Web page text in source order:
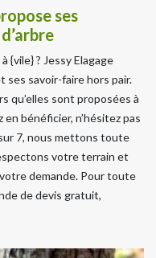
ses
{vile} ? Jessy Elagage
ses savoir-faire hors pair.
qu’elles sont proposées à
bénéficier, n’hésitez pas
7, nous mettons toute
votre terrain et
demande. Pour toute
de devis gratuit,